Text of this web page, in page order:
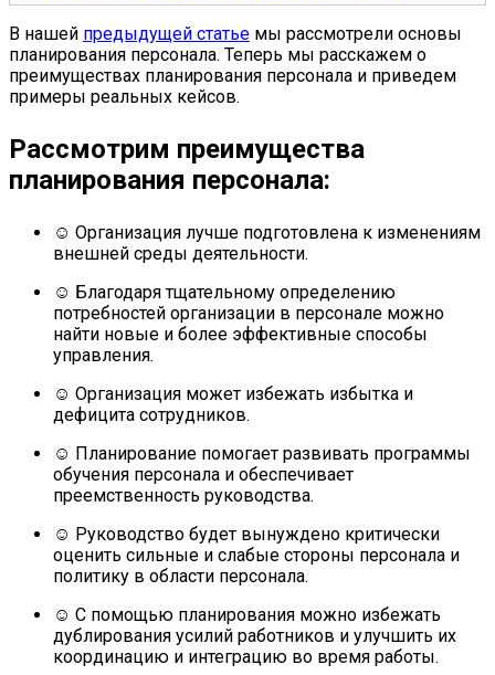
В нашей предыдущей статье мы рассмотрели основы
планирования персонала. Теперь мы расскажем о
преимуществах планирования персонала и приведем
примеры реальных кейсов.
Рассмотрим преимущества
планирования персонала:
☺ Организация лучше подготовлена к изменениям
внешней среды деятельности.
☺ Благодаря тщательному определению
потребностей организации в персонале можно
найти новые и более эффективные способы
управления.
☺ Организация может избежать избытка и
дефицита сотрудников.
☺ Планирование помогает развивать программы
обучения персонала и обеспечивает
преемственность руководства.
☺ Руководство будет вынуждено критически
оценить сильные и слабые стороны персонала и
политику в области персонала.
☺ С помощью планирования можно избежать
дублирования усилий работников и улучшить их
координацию и интеграцию во время работы.